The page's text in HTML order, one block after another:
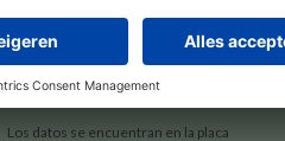
Los datos se encuentran en la placa